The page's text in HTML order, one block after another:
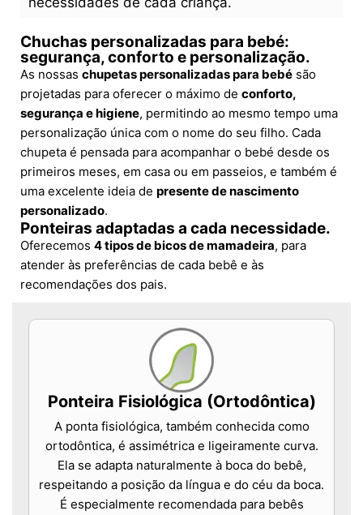
Chuchas personalizadas para bebé:
segurança, conforto e personalização.
As nossas chupetas personalizadas para bebé são
projetadas para oferecer o máximo de conforto,
segurança e higiene, permitindo ao mesmo tempo uma
personalização única com o nome do seu filho. Cada
chupeta é pensada para acompanhar o bebé desde os
primeiros meses, em casa ou em passeios, e também é
uma excelente ideia de presente de nascimento
personalizado.
Ponteiras adaptadas a cada necessidade.
Oferecemos 4 tipos de bicos de mamadeira, para
atender às preferências de cada bebê e às
recomendações dos pais.
Ponteira Fisiológica (Ortodôntica)
A ponta fisiológica, também conhecida como
ortodôntica, é assimétrica e ligeiramente curva.
Ela se adapta naturalmente à boca do bebê,
respeitando a posição da língua e do céu da boca.
É especialmente recomendada para bebês